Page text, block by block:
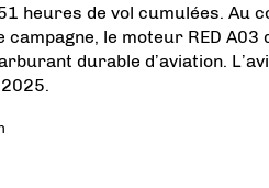
heures de vol cumulées. Au
le moteur RED A03
durable d’aviation.